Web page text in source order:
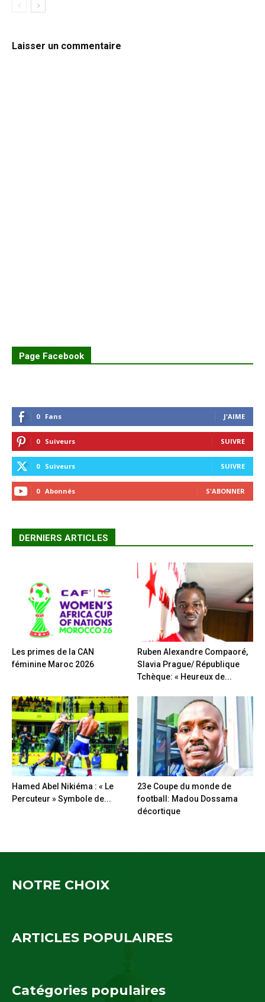
Laisser un commentaire
Page Facebook
0 Fans J'AIME
0 Suiveurs SUIVRE
0 Suiveurs SUIVRE
0 Abonnés S'ABONNER
DERNIERS ARTICLES
Les primes de la CAN
féminine Maroc 2026
Ruben Alexandre Compaoré,
Slavia Prague/ République
Tchèque: « Heureux de...
Hamed Abel Nikiéma : « Le
Percuteur » Symbole de...
23e Coupe du monde de
football: Madou Dossama
décortique
NOTRE CHOIX
ARTICLES POPULAIRES
Catégories populaires